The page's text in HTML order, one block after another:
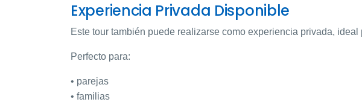
Experiencia Privada Disponible
Este tour también puede realizarse como experiencia privada,
Perfecto para:
• parejas
• familias